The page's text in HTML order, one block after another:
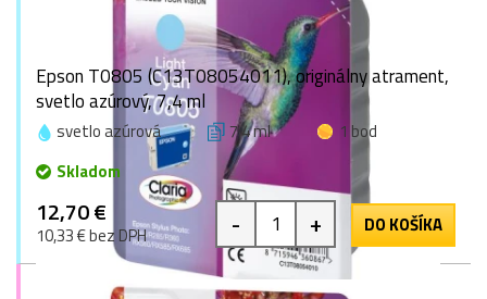
Epson T0805 (C13T08054011), originálny atrament,
svetlo azúrový, 7,4 ml
svetlo azúrová 7,4 ml
1 bod
Skladom
12,70 €
10,33 € bez DPH - + DO KOŠÍKA